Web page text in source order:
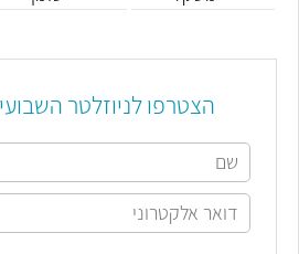
הצטרפו לניוזלטר